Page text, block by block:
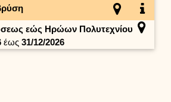
εώς Ηρώων Πολυτεχνίου
έως 31/12/2026